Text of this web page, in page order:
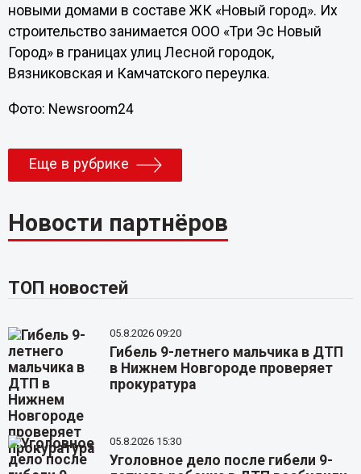
новыми домами в составе ЖК «Новый город». Их
строительство занимается ООО «Три Эс Новый
Город» в границах улиц Лесной городок,
Вязниковская и Камчатского переулка.
Фото: Newsroom24
Еще в рубрике
Новости партнёров
ТОП новостей
05.8.2026 09:20
Гибель 9-летнего мальчика в ДТП
в Нижнем Новгороде проверяет
прокуратура
05.8.2026 15:30
Уголовное дело после гибели 9-